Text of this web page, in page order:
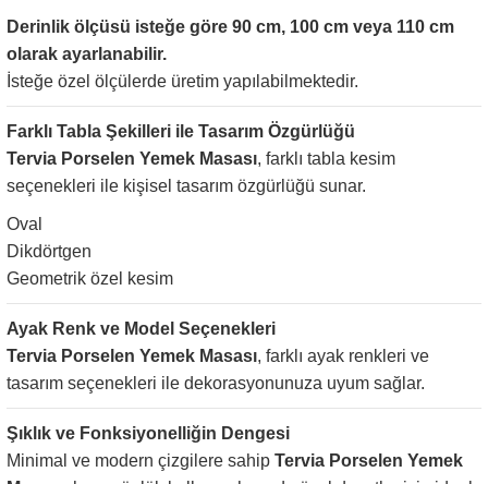
Derinlik ölçüsü isteğe göre 90 cm, 100 cm veya 110 cm
olarak ayarlanabilir.
İsteğe özel ölçülerde üretim yapılabilmektedir.
Farklı Tabla Şekilleri ile Tasarım Özgürlüğü
Tervia Porselen Yemek Masası, farklı tabla kesim
seçenekleri ile kişisel tasarım özgürlüğü sunar.
Oval
Dikdörtgen
Geometrik özel kesim
Ayak Renk ve Model Seçenekleri
Tervia Porselen Yemek Masası, farklı ayak renkleri ve
tasarım seçenekleri ile dekorasyonunuza uyum sağlar.
Şıklık ve Fonksiyonelliğin Dengesi
Minimal ve modern çizgilere sahip Tervia Porselen Yemek